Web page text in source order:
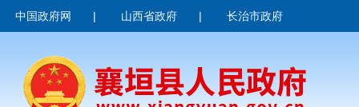
中国政府网 | 山西省政府 | 长治市政府